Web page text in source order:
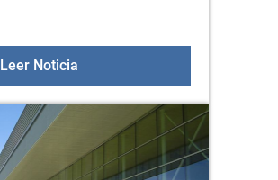
Leer Noticia